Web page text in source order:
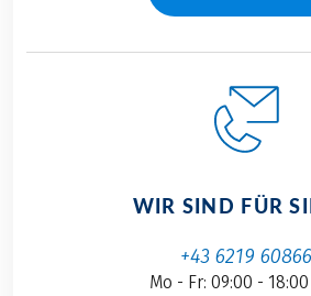
WIR SIND FÜR
+43 6219 60866
Mo - Fr: 09:00 -